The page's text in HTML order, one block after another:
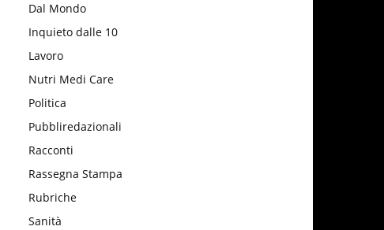
Dal Mondo
Inquieto dalle 10
Lavoro
Nutri Medi Care
Politica
Pubbliredazionali
Racconti
Rassegna Stampa
Rubriche
Sanità